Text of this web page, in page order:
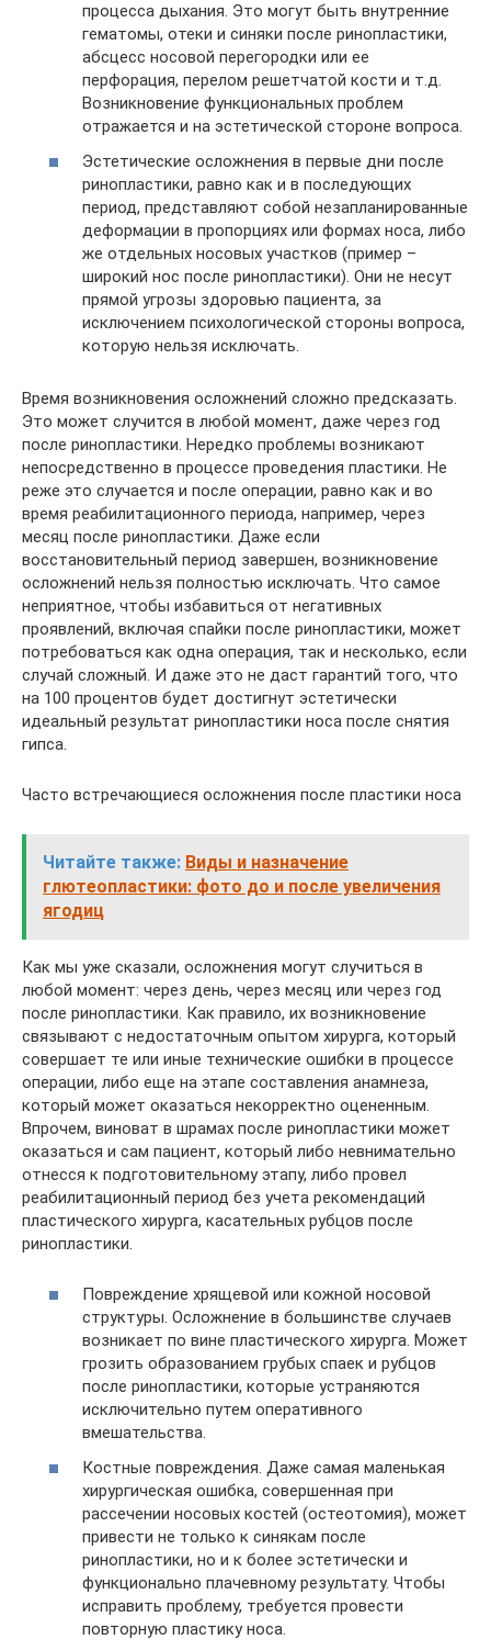
процесса дыхания. Это могут быть внутренние
гематомы, отеки и синяки после ринопластики,
абсцесс носовой перегородки или ее
перфорация, перелом решетчатой кости и т.д.
Возникновение функциональных проблем
отражается и на эстетической стороне вопроса.
Эстетические осложнения в первые дни после
ринопластики, равно как и в последующих
период, представляют собой незапланированные
деформации в пропорциях или формах носа, либо
же отдельных носовых участков (пример –
широкий нос после ринопластики). Они не несут
прямой угрозы здоровью пациента, за
исключением психологической стороны вопроса,
которую нельзя исключать.
Время возникновения осложнений сложно предсказать.
Это может случится в любой момент, даже через год
после ринопластики. Нередко проблемы возникают
непосредственно в процессе проведения пластики. Не
реже это случается и после операции, равно как и во
время реабилитационного периода, например, через
месяц после ринопластики. Даже если
восстановительный период завершен, возникновение
осложнений нельзя полностью исключать. Что самое
неприятное, чтобы избавиться от негативных
проявлений, включая спайки после ринопластики, может
потребоваться как одна операция, так и несколько, если
случай сложный. И даже это не даст гарантий того, что
на 100 процентов будет достигнут эстетически
идеальный результат ринопластики носа после снятия
гипса.
Часто встречающиеся осложнения после пластики носа
Читайте также: Виды и назначение
глютеопластики: фото до и после увеличения
ягодиц
Как мы уже сказали, осложнения могут случиться в
любой момент: через день, через месяц или через год
после ринопластики. Как правило, их возникновение
связывают с недостаточным опытом хирурга, который
совершает те или иные технические ошибки в процессе
операции, либо еще на этапе составления анамнеза,
который может оказаться некорректно оцененным.
Впрочем, виноват в шрамах после ринопластики может
оказаться и сам пациент, который либо невнимательно
отнесся к подготовительному этапу, либо провел
реабилитационный период без учета рекомендаций
пластического хирурга, касательных рубцов после
ринопластики.
Повреждение хрящевой или кожной носовой
структуры. Осложнение в большинстве случаев
возникает по вине пластического хирурга. Может
грозить образованием грубых спаек и рубцов
после ринопластики, которые устраняются
исключительно путем оперативного
вмешательства.
Костные повреждения. Даже самая маленькая
хирургическая ошибка, совершенная при
рассечении носовых костей (остеотомия), может
привести не только к синякам после
ринопластики, но и к более эстетически и
функционально плачевному результату. Чтобы
исправить проблему, требуется провести
повторную пластику носа.